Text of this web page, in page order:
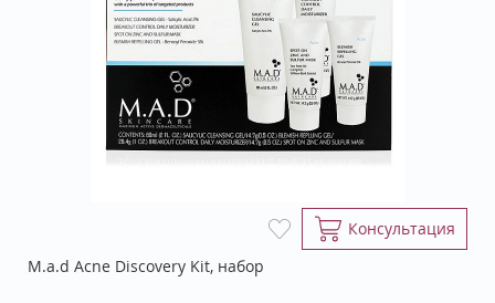
Консультация
M.a.d Acne Discovery Kit, набор